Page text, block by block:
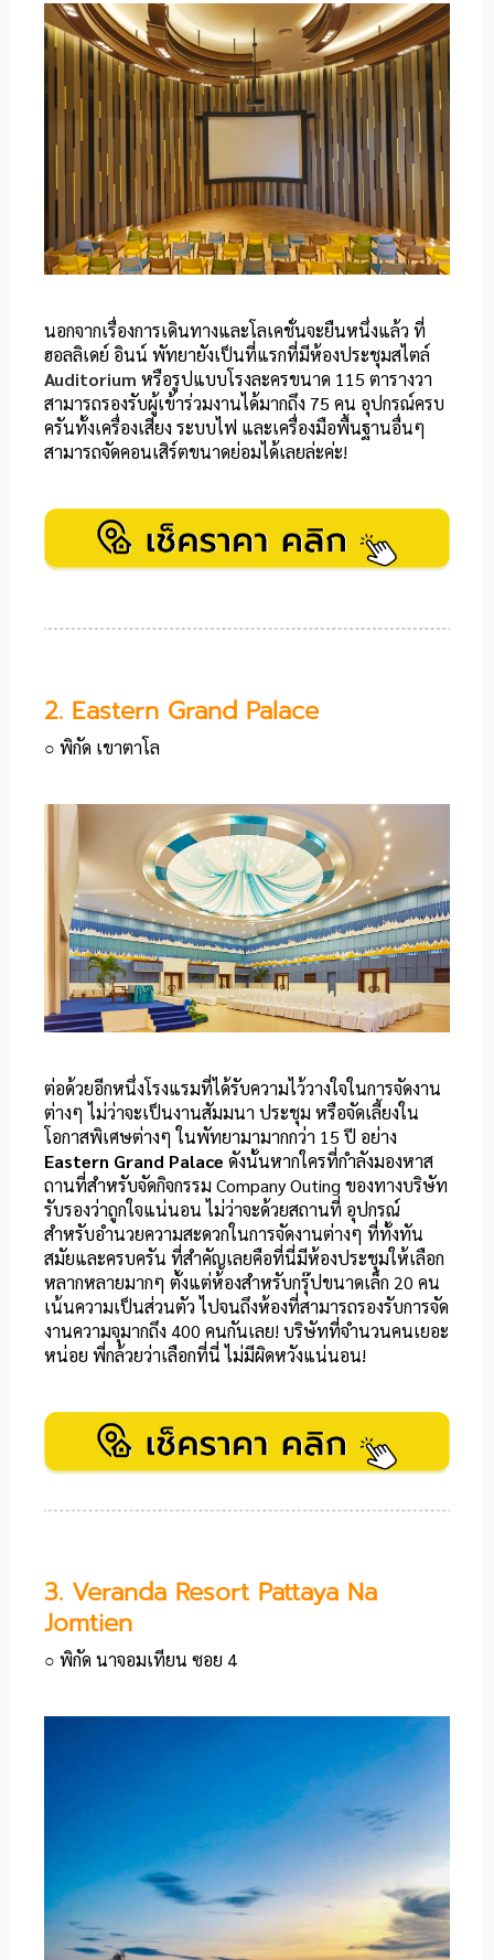
นอกจากเรื่องการเดินทางและโลเคชั่นจะยืนหนึ่งแล้ว ที่
ฮอลลิเดย์ อินน์ พัทยายังเป็นที่แรกที่มีห้องประชุมสไตล์
Auditorium หรือรูปแบบโรงละครขนาด 115 ตารางวา
สามารถรองรับผู้เข้าร่วมงานได้มากถึง 75 คน อุปกรณ์ครบ
ครันทั้งเครื่องเสียง ระบบไฟ และเครื่องมือพื้นฐานอื่นๆ
สามารถจัดคอนเสิร์ตขนาดย่อมได้เลยล่ะค่ะ!
2. Eastern Grand Palace
○ พิกัด เขาตาโล
ต่อด้วยอีกหนึ่งโรงแรมที่ได้รับความไว้วางใจในการจัดงาน
ต่างๆ ไม่ว่าจะเป็นงานสัมมนา ประชุม หรือจัดเลี้ยงใน
โอกาสพิเศษต่างๆ ในพัทยามามากกว่า 15 ปี อย่าง
Eastern Grand Palace ดังนั้นหากใครที่กำลังมองหาส
ถานที่สำหรับจัดกิจกรรม Company Outing ของทางบริษัท
รับรองว่าถูกใจแน่นอน ไม่ว่าจะด้วยสถานที่ อุปกรณ์
สำหรับอำนวยความสะดวกในการจัดงานต่างๆ ที่ทั้งทัน
สมัยและครบครัน ที่สำคัญเลยคือที่นี่มีห้องประชุมให้เลือก
หลากหลายมากๆ ตั้งแต่ห้องสำหรับกรุ๊ปขนาดเล็ก 20 คน
เน้นความเป็นส่วนตัว ไปจนถึงห้องที่สามารถรองรับการจัด
งานความจุมากถึง 400 คนกันเลย! บริษัทที่จำนวนคนเยอะ
หน่อย พี่กล้วยว่าเลือกที่นี่ ไม่มีผิดหวังแน่นอน!
3. Veranda Resort Pattaya Na
Jomtien
○ พิกัด นาจอมเทียน ซอย 4